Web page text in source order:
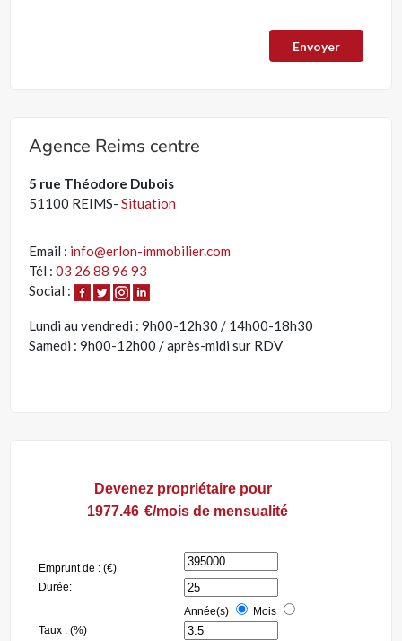
Agence Reims centre
5 rue Théodore Dubois
51100 REIMS-Situation
Email : info@erlon-immobilier.com
Tél :03 26 88 96 93
Social :
Lundi au vendredi : 9h00-12h30 / 14h00-18h30
Samedi : 9h00-12h00 / après-midi sur RDV